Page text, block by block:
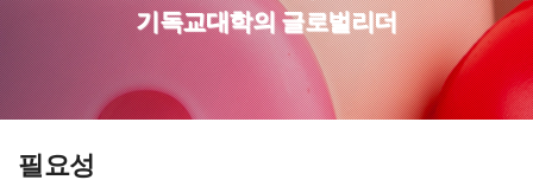
기독교대학의 글로벌리더
필요성